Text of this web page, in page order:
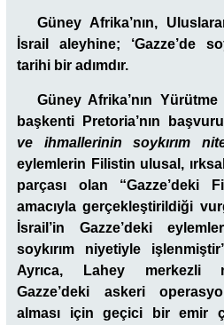
Güney Afrika’nın,
İsrail aleyhine; ‘Gazze’de
tarihi bir adımdır.
Güney Afrika’nın
başkenti Pretoria’nın
ve ihmallerinin soykırım
eylemlerin Filistin ulusal,
parçası olan “Gazze’deki
amacıyla gerçekleştirildiği
İsrail’in Gazze’deki
soykırım niyetiyle
Ayrıca, Lahey merkezli
Gazze’deki askeri
alması için geçici bir emir